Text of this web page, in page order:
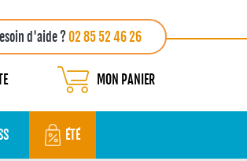
d'aide ?02 85 52 46 26
MON PANIER
ÉTÉ